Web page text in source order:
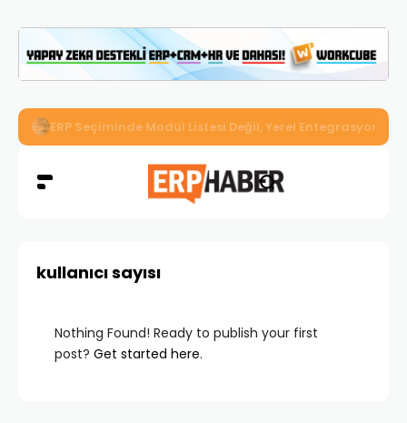
İkizler Aydınlatma, Workcube ERP ile Üretim, Satış ve
kullanıcı sayısı
Nothing Found! Ready to publish your first
post? Get started here.